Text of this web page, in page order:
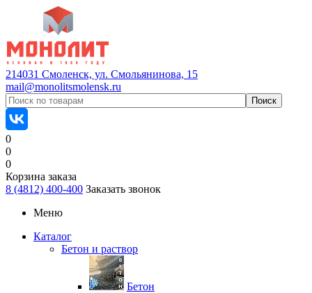
214031 Смоленск, ул. Смольянинова, 15
mail@monolitsmolensk.ru
0
0
0
Корзина заказа
8 (4812) 400-400 Заказать звонок
Меню
Каталог
Бетон и раствор
Бетон